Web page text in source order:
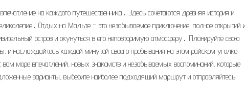
на каждого путешественника․ Здесь сочетаются древняя история и
Отдых на Мальте – это незабываемое приключение, полное открытий
остров и окунуться в его неповторимую атмосферу․ Планируйте свою
и наслаждайтесь каждой минутой своего пребывания на этом райском уголке
море впечатлений, новых знакомств и незабываемых воспоминаний, которые
варианты, выберите наиболее подходящий маршрут и отправляйтесь